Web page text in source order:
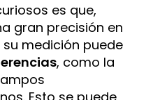
es que,
gran precisión en
medición puede
, como la